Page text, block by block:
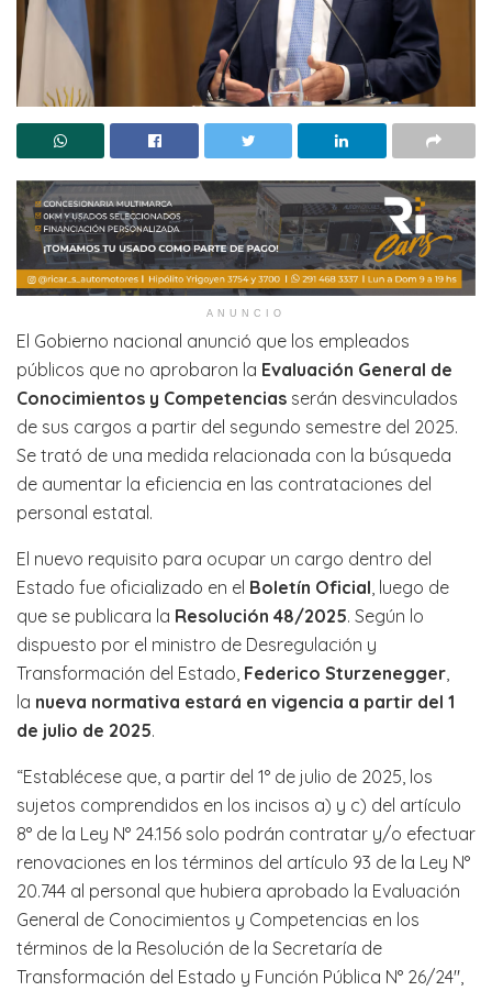
ANUNCIO
El Gobierno nacional anunció que los empleados
públicos que no aprobaron la Evaluación General de
Conocimientos y Competencias serán desvinculados
de sus cargos a partir del segundo semestre del 2025.
Se trató de una medida relacionada con la búsqueda
de aumentar la eficiencia en las contrataciones del
personal estatal.
El nuevo requisito para ocupar un cargo dentro del
Estado fue oficializado en el Boletín Oficial , luego de
que se publicara la Resolución 48/2025. Según lo
dispuesto por el ministro de Desregulación y
Transformación del Estado, Federico Sturzenegger
la nueva normativa estará en vigencia a partir del 1
de julio de 2025.
“Establécese que, a partir del 1° de julio de 2025, los
sujetos comprendidos en los incisos a) y c) del artículo
8° de la Ley N° 24.156 solo podrán contratar y/o efectuar
renovaciones en los términos del artículo 93 de la Ley N°
20.744 al personal que hubiera aprobado la Evaluación
General de Conocimientos y Competencias en los
términos de la Resolución de la Secretaría de
Transformación del Estado y Función Pública N° 26/24″,